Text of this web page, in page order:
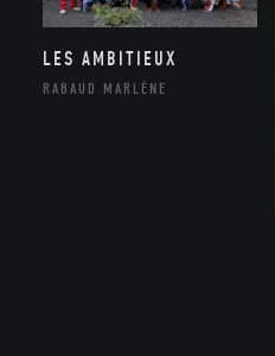
LES AMBITIEUX
RABAUD MARLÈNE